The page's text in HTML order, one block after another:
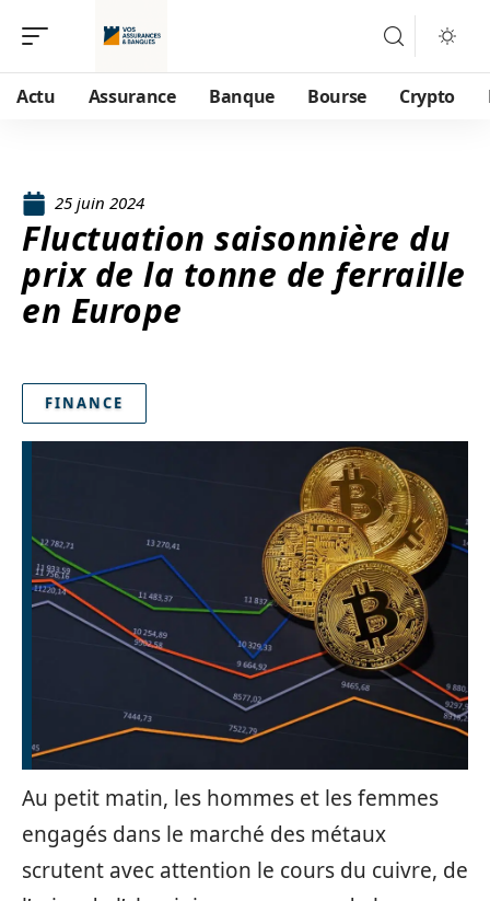
Actu Assurance Banque Bourse Crypto
25 juin 2024
Fluctuation saisonnière du
prix de la tonne de ferraille
en Europe
FINANCE
Au petit matin, les hommes et les femmes
engagés dans le marché des métaux
scrutent avec attention le cours du cuivre, de